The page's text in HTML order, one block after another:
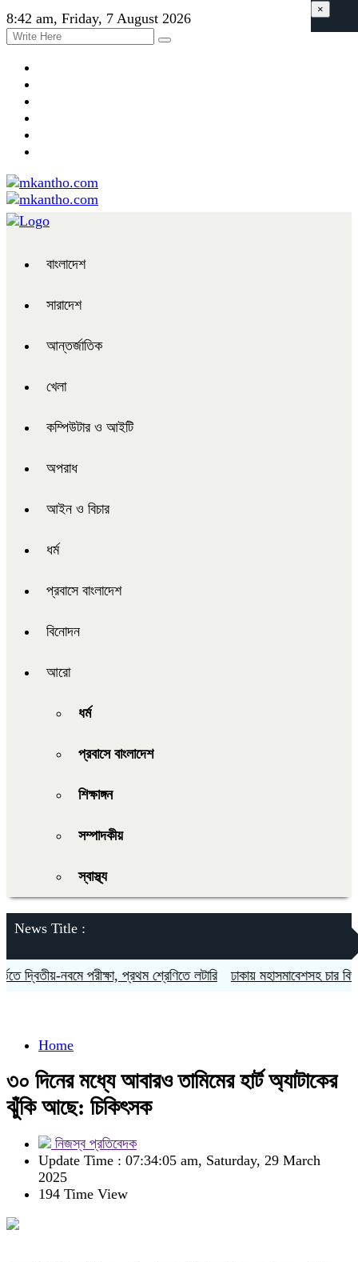
8:42 am, Friday, 7 August 2026
বাংলাদেশ
সারাদেশ
আন্তর্জাতিক
খেলা
কম্পিউটার ও আইটি
অপরাধ
আইন ও বিচার
ধর্ম
প্রবাসে বাংলাদেশ
বিনোদন
আরো
ধর্ম
প্রবাসে বাংলাদেশ
শিক্ষাঙ্গন
সম্পাদকীয়
স্বাস্থ্য
News Title :
দ্বিতীয়-নবমে পরীক্ষা, প্রথম শ্রেণিতে লটারি ঢাকায় মহাসমাবেশসহ চার
×
Home
৩০ দিনের মধ্যে আবারও তামিমের হার্ট অ্যাটাকের
ঝুঁকি আছে: চিকিৎসক
নিজস্ব প্রতিবেদক
Update Time : 07:34:05 am, Saturday, 29 March
2025
194 Time View